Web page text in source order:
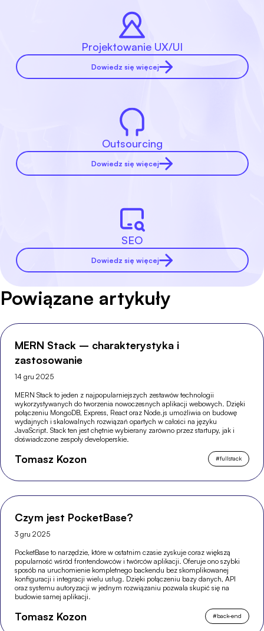
Projektowanie UX/UI
Dowiedz się więcej
Outsourcing
Dowiedz się więcej
SEO
Dowiedz się więcej
Powiązane artykuły
MERN Stack – charakterystyka i
zastosowanie
14 gru 2025
MERN Stack to jeden z najpopularniejszych zestawów technologii
wykorzystywanych do tworzenia nowoczesnych aplikacji webowych. Dzięki
połączeniu MongoDB, Express, React oraz Node.js umożliwia on budowę
wydajnych i skalowalnych rozwiązań opartych w całości na języku
JavaScript. Stack ten jest chętnie wybierany zarówno przez startupy, jak i
doświadczone zespoły developerskie.
Tomasz Kozon #fullstack
Czym jest PocketBase?
3 gru 2025
PocketBase to narzędzie, które w ostatnim czasie zyskuje coraz większą
popularność wśród frontendowców i twórców aplikacji. Oferuje ono szybki
sposób na uruchomienie kompletnego backendu bez skomplikowanej
konfiguracji i integracji wielu usług. Dzięki połączeniu bazy danych, API
oraz systemu autoryzacji w jednym rozwiązaniu pozwala skupić się na
budowie samej aplikacji.
Tomasz Kozon #back-end